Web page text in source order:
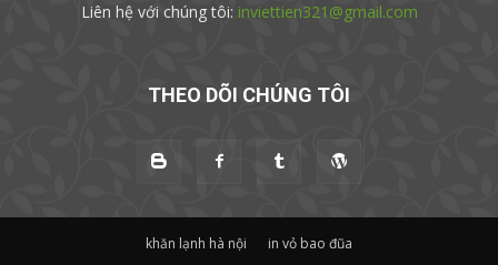
Liên hệ với chúng tôi: inviettien321@gmail.com
THEO DÕI CHÚNG TÔI
khăn lạnh hà nội in vỏ bao đũa